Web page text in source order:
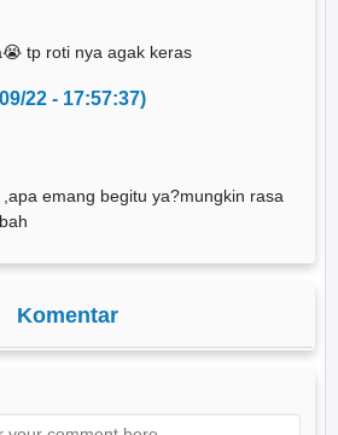
tp roti nya agak keras
22 - 17:57:37)
emang begitu ya?mungkin rasa
Komentar